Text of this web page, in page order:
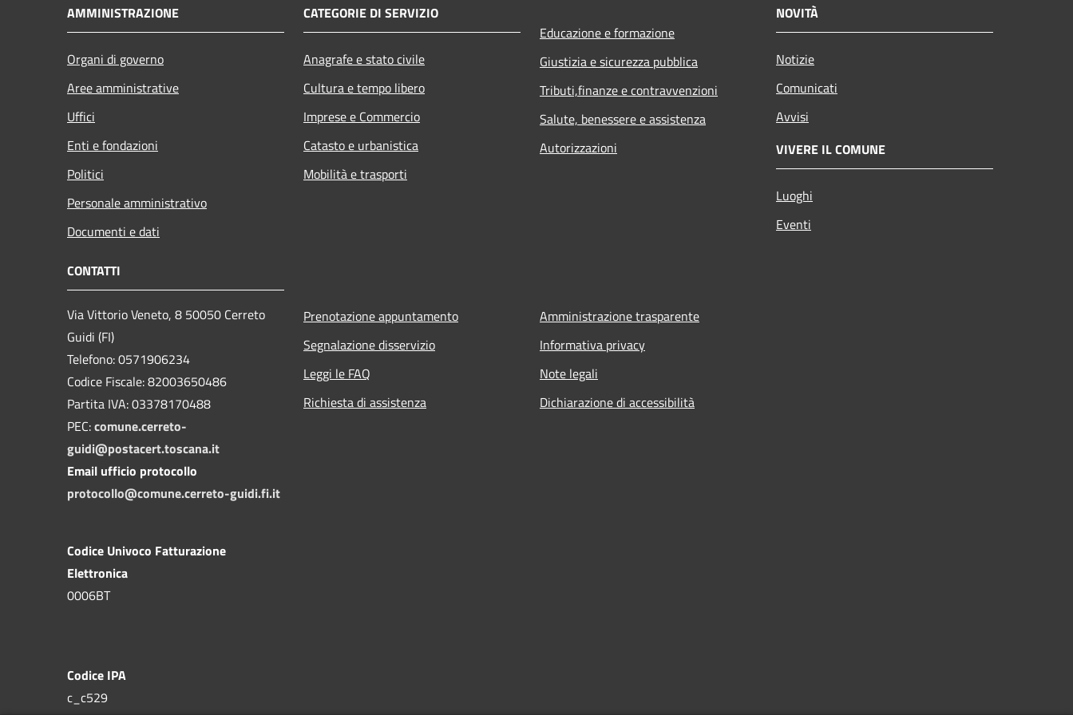
AMMINISTRAZIONE
Organi di governo
Aree amministrative
Uffici
Enti e fondazioni
Politici
Personale amministrativo
Documenti e dati
CATEGORIE DI SERVIZIO
Anagrafe e stato civile
Cultura e tempo libero
Imprese e Commercio
Catasto e urbanistica
Mobilità e trasporti
Educazione e formazione
Giustizia e sicurezza pubblica
Tributi,finanze e contravvenzioni
Salute, benessere e assistenza
Autorizzazioni
NOVITÀ
Notizie
Comunicati
Avvisi
VIVERE IL COMUNE
Luoghi
Eventi
CONTATTI
Via Vittorio Veneto, 8 50050 Cerreto
Guidi (FI)
Telefono: 0571906234
Codice Fiscale: 82003650486
Partita IVA: 03378170488
PEC:comune.cerreto-
guidi@postacert.toscana.it
Email ufficio protocollo
protocollo@comune.cerreto-guidi.fi.it
Codice Univoco Fatturazione
Elettronica
0006BT
Codice IPA
c_c529
Prenotazione appuntamento
Segnalazione disservizio
Leggi le FAQ
Richiesta di assistenza
Amministrazione trasparente
Informativa privacy
Note legali
Dichiarazione di accessibilità